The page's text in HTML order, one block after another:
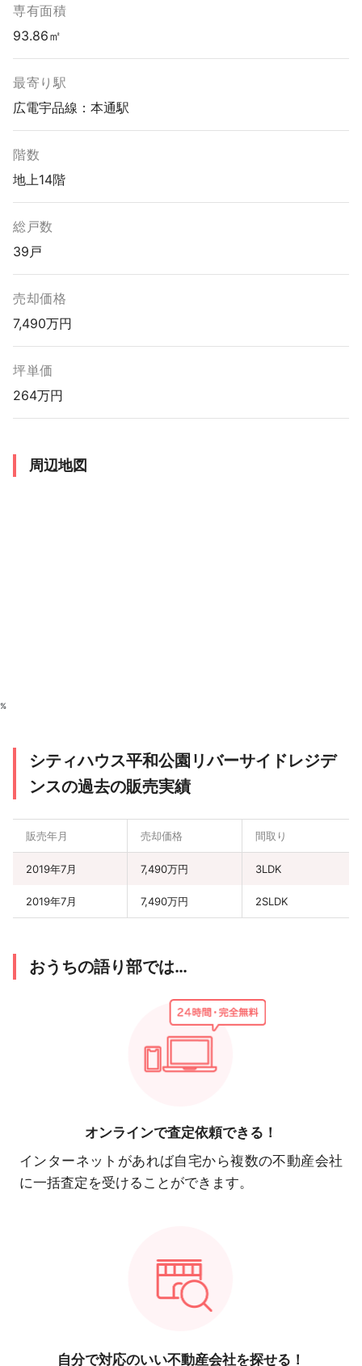
専有面積
93.86㎡
最寄り駅
広電宇品線：本通駅
階数
地上14階
総戸数
39戸
売却価格
7,490万円
坪単価
264万円
周辺地図
%
シティハウス平和公園リバーサイドレジデ
ンスの過去の販売実績
販売年月 売却価格 間取り
2019年7月 7,490万円 3LDK
2019年7月 7,490万円 2SLDK
おうちの語り部では…
オンラインで査定依頼できる！
インターネットがあれば自宅から複数の不動産会社
に一括査定を受けることができます。
自分で対応のいい不動産会社を探せる！